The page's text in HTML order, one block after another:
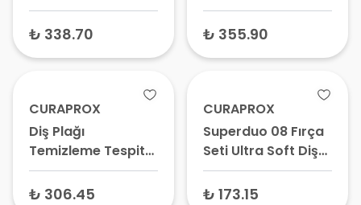
₺ 338.70 ₺ 355.90
CURAPROX
Diş Plağı
Temizleme Tespit
Tableti 12 Adet
₺ 306.45
CURAPROX
Superduo 08 Fırça
Seti Ultra Soft Diş
Fırçası 5460 +
Arayüz Diş Fırçası
₺ 173.15